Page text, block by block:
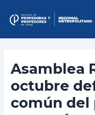
content
Asamblea
octubre
común del